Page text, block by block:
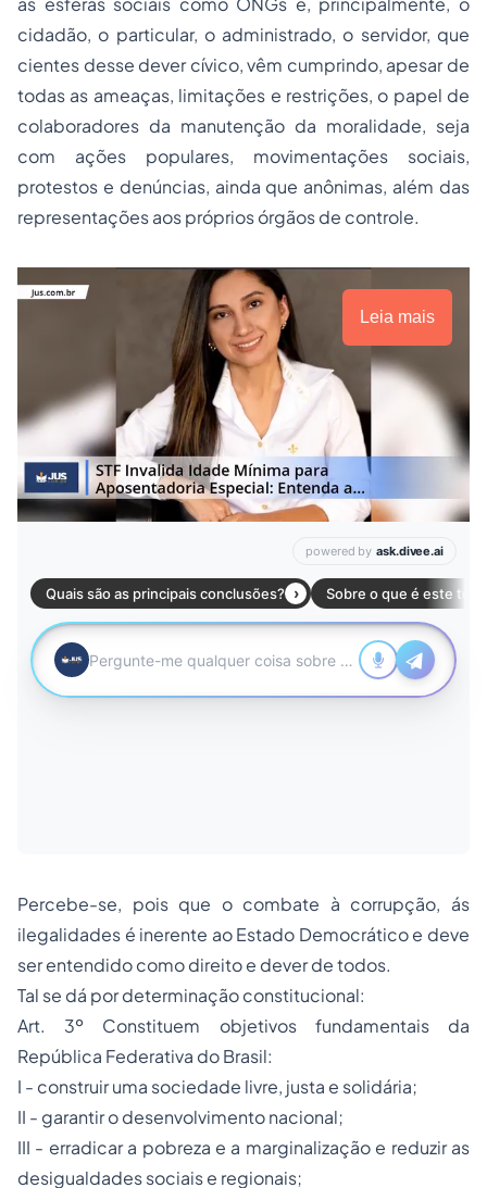
cidadão, o particular, o administrado, o servidor, que
cientes desse dever cívico, vêm cumprindo, apesar de
todas as ameaças, limitações e restrições, o papel de
colaboradores da manutenção da moralidade, seja
com ações populares, movimentações sociais,
protestos e denúncias, ainda que anônimas, além das
representações aos próprios órgãos de controle.
Leia mais
Percebe-se, pois que o combate à corrupção, ás
ilegalidades é inerente ao Estado Democrático e deve
ser entendido como direito e dever de todos.
Tal se dá por determinação constitucional:
Art. 3º Constituem objetivos fundamentais da
República Federativa do Brasil:
I - construir uma sociedade livre, justa e solidária;
II - garantir o desenvolvimento nacional;
III - erradicar a pobreza e a marginalização e reduzir as
desigualdades sociais e regionais;